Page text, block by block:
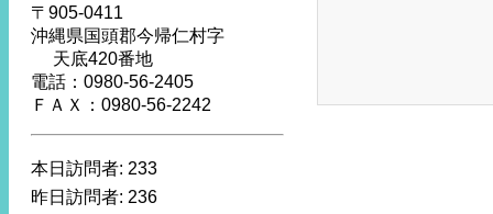
〒905-0411
沖縄県国頭郡今帰仁村字
天底420番地
電話：0980-56-2405
ＦＡＸ：0980-56-2242
本日訪問者: 233
昨日訪問者: 236